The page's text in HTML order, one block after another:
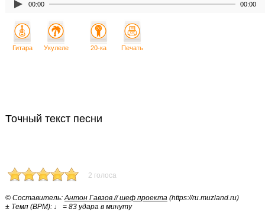
00:00 00:00
Точный текст песни
2 голоса
© Cоставитель:Антон Гавзов // шеф проекта (https://ru.muzland.ru)
± Темп (BPM): ♩ = 83 удара в минуту
Гитара Укулеле 20-ка Печать